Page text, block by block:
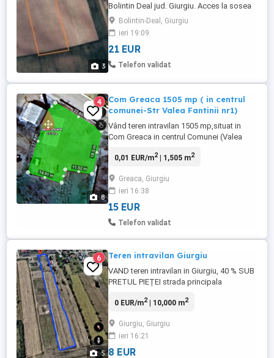
3
Bolintin Deal jud. Giurgiu. Acces la sosea
DJ 401A. Pret 21 Euro mp. Oportunitati
strategice: 25km de Bucuresti, acces facil
la autostrada A1. Dezvoltari logistice,
depozite, hale productie, centre de
distributie. Dezvoltare rezidentiala,
Bolintin-Deal, Giurgiu
ieri 19:09
21 EUR
Telefon validat
8
4
Com Greaca 1505 mp ( in centrul
comunei-Str Valea Fantinii nr1)
Vând teren intravilan 1505 mp,situat in
Com Greaca in centrul Comunei (Valea
de DOMENIUL GREACA Aproximativ 2km
locație este alegerea ideala pt construirea
unei locuințe permanenta,cît și pt o
reședință de vacanta,departe ...
0,01 EUR/m2| 1,505 m2
Greaca, Giurgiu
ieri 16:38
15 EUR
Telefon validat
5
6 Teren intravilan Giurgiu
VAND teren intravilan in Giurgiu, 40 % SUB
PRETUL PIEȚEI strada principala
la strada. Dimensiuni : 27 m lățime 370 m
de proprietate. !!! Anunțul este pentru toată
suprafața. Nu sunati pt. parcele. * Zona ...
0 EUR/m2| 10,000 m2
Giurgiu, Giurgiu
ieri 16:21
8 EUR